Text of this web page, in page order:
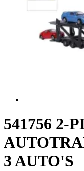
541756 2-
3 AUTO'S